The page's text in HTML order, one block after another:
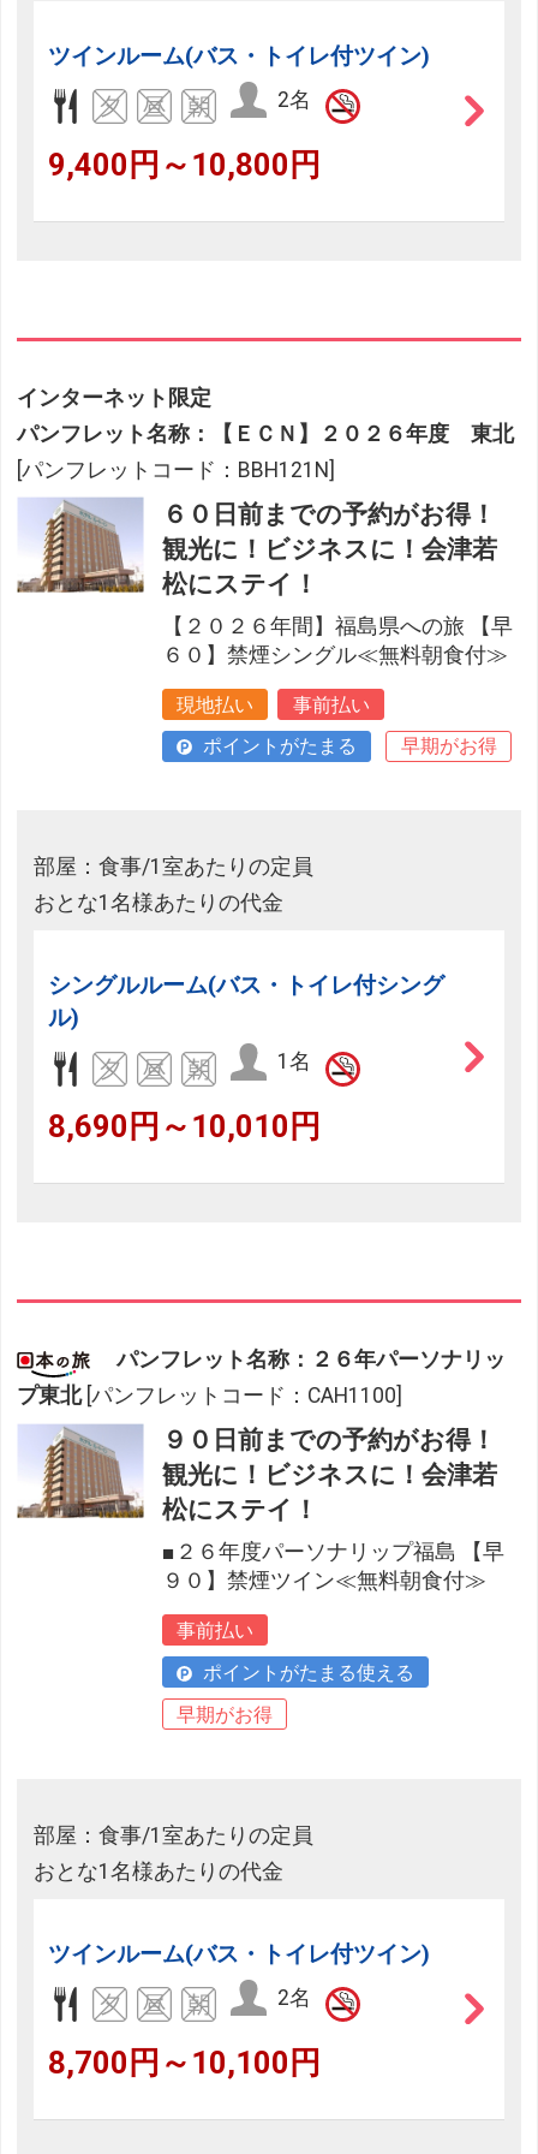
ツインルーム(バス・トイレ付ツイン)
2名
9,400円～10,800円
インターネット限定
パンフレット名称：【ＥＣＮ】２０２６年度 東北
[パンフレットコード：BBH121N]
６０日前までの予約がお得！
観光に！ビジネスに！会津若
松にステイ！
【２０２６年間】福島県への旅 【早
６０】禁煙シングル≪無料朝食付≫
現地払い
事前払い
ポイントがたまる
早期がお得
部屋：食事/1室あたりの定員
おとな1名様あたりの代金
シングルルーム(バス・トイレ付シング
ル)
1名
8,690円～10,010円
パンフレット名称：２６年パーソナリッ
プ東北 [パンフレットコード：CAH1100]
９０日前までの予約がお得！
観光に！ビジネスに！会津若
松にステイ！
■２６年度パーソナリップ福島 【早
９０】禁煙ツイン≪無料朝食付≫
事前払い
ポイントがたまる使える
早期がお得
部屋：食事/1室あたりの定員
おとな1名様あたりの代金
ツインルーム(バス・トイレ付ツイン)
2名
8,700円～10,100円